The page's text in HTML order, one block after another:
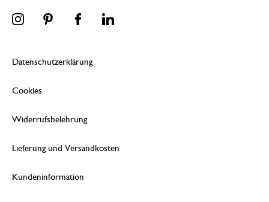
Datenschutzerklärung
Cookies
Widerrufsbelehrung
Lieferung und Versandkosten
Kundeninformation